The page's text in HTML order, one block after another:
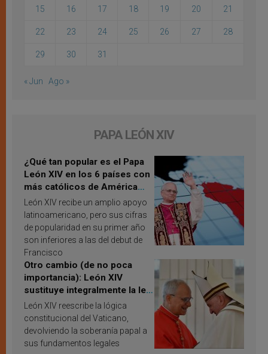
15 16 17 18 19 20 21
22 23 24 25 26 27 28
29 30 31
« Jun Ago »
PAPA LEÓN XIV
¿Qué tan popular es el Papa
León XIV en los 6 países con
más católicos de América
Latina en 2026? Publican
resultados de investigación
León XIV recibe un amplio apoyo
latinoamericano, pero sus cifras
de popularidad en su primer año
son inferiores a las del debut de
Francisco
Otro cambio (de no poca
importancia): León XIV
sustituye integralmente la ley
vaticana de Papa Francisco
León XIV reescribe la lógica
constitucional del Vaticano,
devolviendo la soberanía papal a
sus fundamentos legales